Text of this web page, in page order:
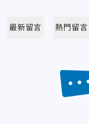
最新留言 熱門留言